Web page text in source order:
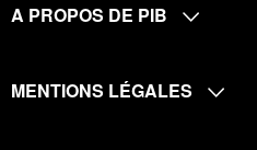
A PROPOS DE PIB
MENTIONS LÉGALES